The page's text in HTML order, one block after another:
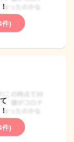
件)
件)